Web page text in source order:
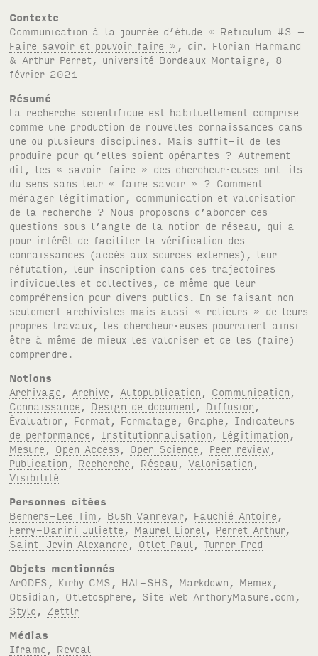
Contexte
Communication à la journée d’étude « Reticulum #3 –
Faire savoir et pouvoir faire »
, dir. Florian Harmand
& Arthur Perret, université Bordeaux Montaigne, 8
février 2021
Résumé
La recherche scientifique est habituellement comprise
comme une production de nouvelles connaissances dans
une ou plusieurs disciplines. Mais suffit-il de les
produire pour qu’elles soient opérantes ? Autrement
dit, les « savoir-faire » des chercheur·euses ont-ils
du sens sans leur « faire savoir » ? Comment
ménager légitimation, communication et valorisation
de la recherche ? Nous proposons d’aborder ces
questions sous l’angle de la notion de réseau, qui a
pour intérêt de faciliter la vérification des
connaissances (accès aux sources externes), leur
réfutation, leur inscription dans des trajectoires
individuelles et collectives, de même que leur
compréhension pour divers publics. En se faisant non
seulement archivistes mais aussi « relieurs » de leurs
propres travaux, les chercheur·euses pourraient ainsi
être à même de mieux les valoriser et de les (faire)
comprendre.
Notions
Archivage
Archive Autopublication Communication
Connaissance
Design de document Diffusion
Évaluation
Format Formatage Graphe
Indicateurs
de performance
Institutionnalisation Légitimation
Mesure
Open Access Open Science Peer review
Publication
Recherche Réseau ,Valorisation
Visibilité
Personnes citées
Berners-Lee Tim
Bush Vannevar, Fauchié Antoine
Ferry-Danini Juliette
Maurel Lionel Perret Arthur,
Saint-Jevin Alexandre
Otlet Paul ,Turner Fred
Objets mentionnés
ArODES
Kirby CMS HAL-SHS Markdown Memex
Obsidian
Otletosphere Site Web AnthonyMasure.com
Stylo
Zettlr
Médias
Iframe
Reveal